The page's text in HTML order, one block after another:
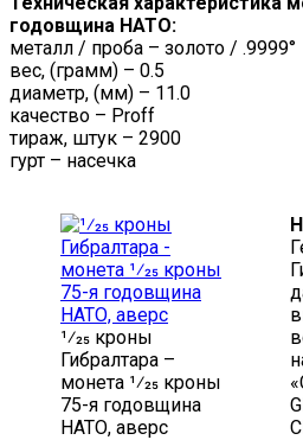
годовщина НАТО:
металл / проба – золото / .9999°
вес, (грамм) – 0.5
диаметр, (мм) – 11.0
качество – Proff
тираж, штук – 2900
гурт – насечка
1⁄25 кроны
Гибралтара –
монета 1⁄25 кроны
75-я годовщина
НАТО, аверс